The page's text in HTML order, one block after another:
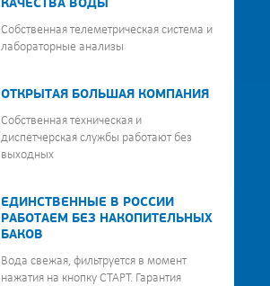
КАЧЕСТВА ВОДЫ
Собственная телеметрическая система и
лабораторные анализы
ОТКРЫТАЯ БОЛЬШАЯ КОМПАНИЯ
Собственная техническая и
диспетчерская службы работают без
выходных
ЕДИНСТВЕННЫЕ В РОССИИ
РАБОТАЕМ БЕЗ НАКОПИТЕЛЬНЫХ
БАКОВ
Вода свежая, фильтруется в момент
нажатия на кнопку СТАРТ. Гарантия